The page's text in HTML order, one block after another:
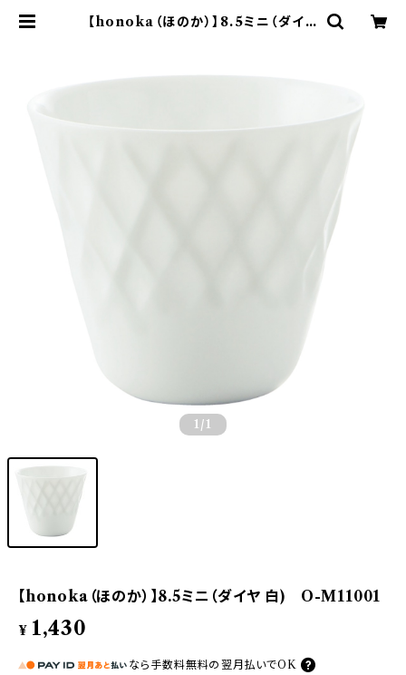
【honoka（ほのか）】8.5ミニ（ダイヤ
1 /1
【honoka（ほのか）】8.5ミニ（ダイヤ 白) O-M11001
¥ 1,430
なら 手数料無料の 翌月払いでOK